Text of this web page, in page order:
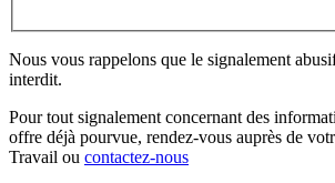
Nous vous rappelons que le signalement
interdit.
Pour tout signalement concernant des
offre déjà pourvue, rendez-vous auprès de
Travail ou contactez-nous